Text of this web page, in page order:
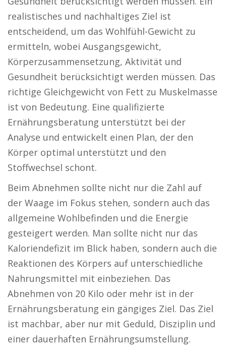
realistisches und nachhaltiges Ziel ist
entscheidend, um das Wohlfühl-Gewicht zu
ermitteln, wobei Ausgangsgewicht,
Körperzusammensetzung, Aktivität und
Gesundheit berücksichtigt werden müssen. Das
richtige Gleichgewicht von Fett zu Muskelmasse
ist von Bedeutung. Eine qualifizierte
Ernährungsberatung unterstützt bei der
Analyse und entwickelt einen Plan, der den
Körper optimal unterstützt und den
Stoffwechsel schont.
Beim Abnehmen sollte nicht nur die Zahl auf
der Waage im Fokus stehen, sondern auch das
allgemeine Wohlbefinden und die Energie
gesteigert werden. Man sollte nicht nur das
Kaloriendefizit im Blick haben, sondern auch die
Reaktionen des Körpers auf unterschiedliche
Nahrungsmittel mit einbeziehen. Das
Abnehmen von 20 Kilo oder mehr ist in der
Ernährungsberatung ein gängiges Ziel. Das Ziel
ist machbar, aber nur mit Geduld, Disziplin und
einer dauerhaften Ernährungsumstellung.